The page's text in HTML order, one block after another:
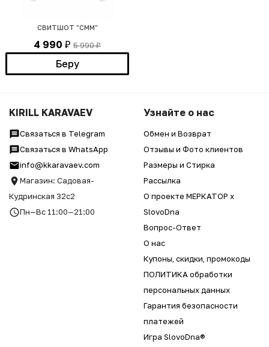
СВИТШОТ "СММ"
4 990 ₽ 5 990₽
Беру
KIRILL KARAVAEV
Связаться в Telegram
Связаться в WhatsApp
info@kkaravaev.com
Магазин: Садовая-
Кудринская 32с2
Пн—Вс 11:00—21:00
Узнайте о нас
Обмен и Возврат
Отзывы и Фото клиентов
Размеры и Стирка
Рассылка
О проекте МЕРКАТОР x
SlovoDna
Вопрос-Ответ
О нас
Купоны, скидки, промокоды
ПОЛИТИКА обработки
персональных данных
Гарантия безопасности
платежей
Игра SlovoDna®